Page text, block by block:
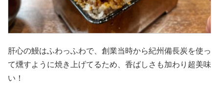
肝心の鰻はふわっふわで、創業当時から紀州備長炭を使っ
て燻すように焼き上げてるため、香ばしさも加わり超美味
い！